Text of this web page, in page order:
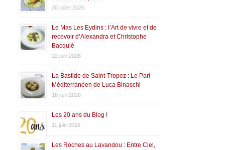
20 juillet 2026
Le Mas Les Eydins : l’Art de vivre et de
recevoir d’Alexandra et Christophe
Bacquié
22 juin 2026
La Bastide de Saint-Tropez : Le Pari
Méditerranéen de Luca Binaschi
16 juin 2026
Les 20 ans du Blog !
11 juin 2026
Les Roches au Lavandou : Entre Ciel,